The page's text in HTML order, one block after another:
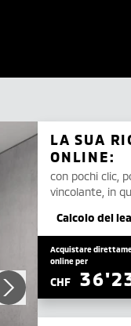
LA SUA
ONLINE:
con pochi clic,
vincolante, in
Calcolo del
Acquistare
online per
CHF